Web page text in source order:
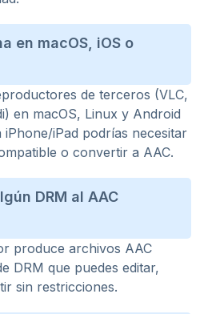
en macOS, iOS o
de terceros (VLC,
en macOS, Linux y Android
iPhone/iPad podrías necesitar
o convertir a AAC.
DRM al AAC
produce archivos AAC
DRM que puedes editar,
sin restricciones.